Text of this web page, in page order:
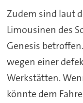
Zudem sind laut
Limousinen des
Genesis
wegen einer
Werkstätten.
könnte dem